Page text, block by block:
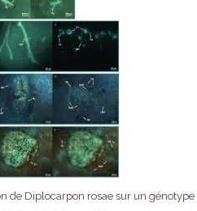
de Diplocarpon rosae sur un génotype